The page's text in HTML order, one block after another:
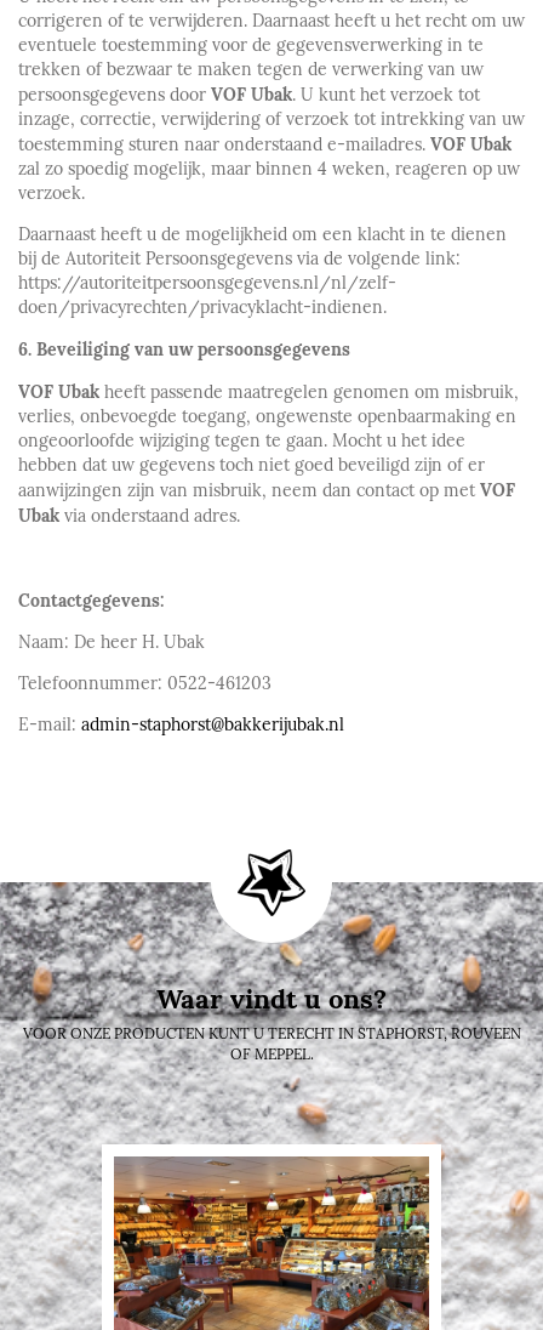
corrigeren of te verwijderen. Daarnaast heeft u het recht om uw
eventuele toestemming voor de gegevensverwerking in te
trekken of bezwaar te maken tegen de verwerking van uw
persoonsgegevens door VOF Ubak. U kunt het verzoek tot
inzage, correctie, verwijdering of verzoek tot intrekking van uw
toestemming sturen naar onderstaand e-mailadres. VOF Ubak
zal zo spoedig mogelijk, maar binnen 4 weken, reageren op uw
verzoek.
Daarnaast heeft u de mogelijkheid om een klacht in te dienen
bij de Autoriteit Persoonsgegevens via de volgende link:
https://autoriteitpersoonsgegevens.nl/nl/zelf-
doen/privacyrechten/privacyklacht-indienen.
6. Beveiliging van uw persoonsgegevens
VOF Ubak heeft passende maatregelen genomen om misbruik,
verlies, onbevoegde toegang, ongewenste openbaarmaking en
ongeoorloofde wijziging tegen te gaan. Mocht u het idee
hebben dat uw gegevens toch niet goed beveiligd zijn of er
aanwijzingen zijn van misbruik, neem dan contact op met VOF
Ubak via onderstaand adres.
Contactgegevens:
Naam: De heer H. Ubak
Telefoonnummer: 0522-461203
E-mail: admin-staphorst@bakkerijubak.nl
Waar vindt u ons?
VOOR ONZE PRODUCTEN KUNT U TERECHT IN STAPHORST, ROUVEEN
OF MEPPEL.